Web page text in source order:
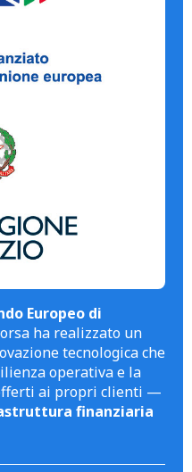
Europeo di
ha realizzato un
tecnologica che
operativa e la
ai propri clienti —
finanziaria